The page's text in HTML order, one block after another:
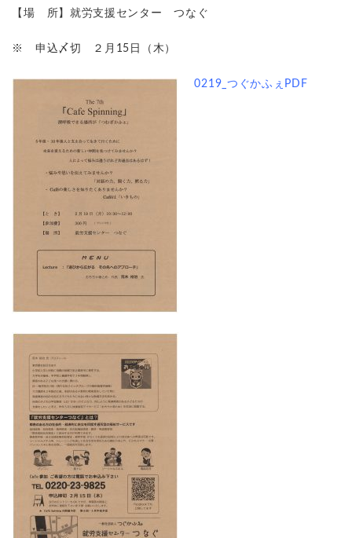
【場 所】就労支援センター つなぐ
※ 申込〆切 ２月15日（木）
0219_つぐかふぇPDF